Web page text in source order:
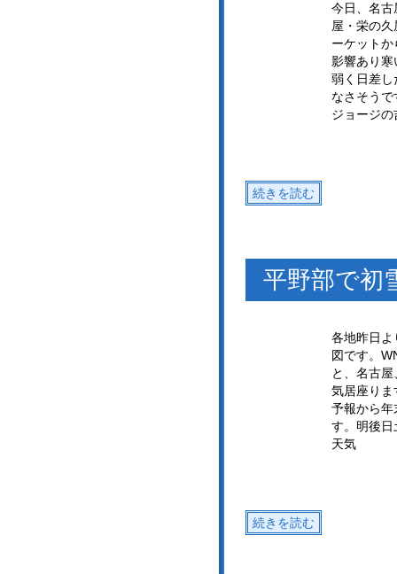
今日、名古
屋・栄の
ーケット
影響あり寒
弱く日差し
なさそう
ジョージの
続きを読む
平野部で初
各地昨日
図です。
と、名古
気居座りま
予報から年
す。明後日
天気
続きを読む